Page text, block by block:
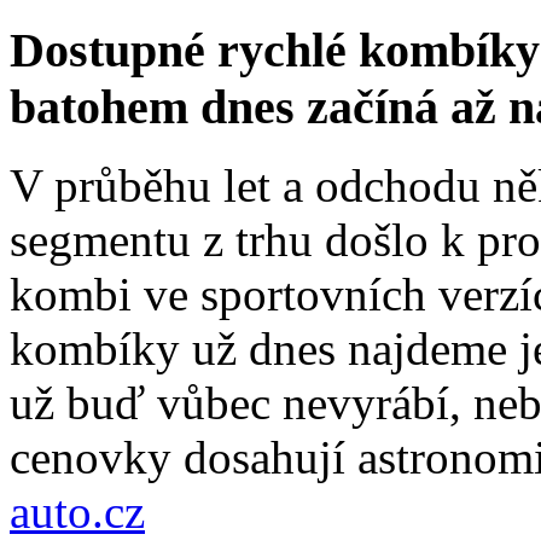
Dostupné rychlé
batohem dnes začíná až
V průběhu let a odchodu
segmentu z trhu došlo k
kombi ve sportovních
kombíky už dnes najdeme
už buď vůbec nevyrábí,
cenovky dosahují
auto.cz